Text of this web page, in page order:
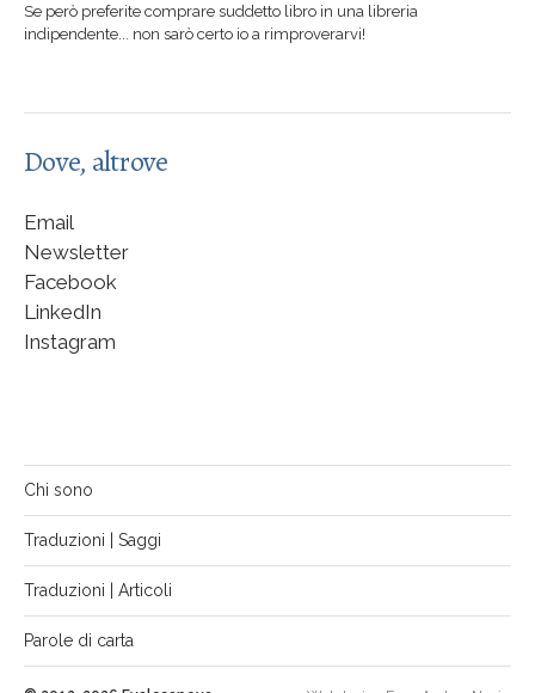
Se però preferite comprare suddetto libro in una libreria
indipendente... non sarò certo io a rimproverarvi!
Dove, altrove
Email
Newsletter
Facebook
LinkedIn
Instagram
Chi sono
Traduzioni | Saggi
Traduzioni | Articoli
Parole di carta